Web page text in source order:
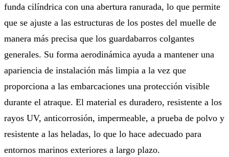
funda cilíndrica con una abertura ranurada, lo que permite
que se ajuste a las estructuras de los postes del muelle de
manera más precisa que los guardabarros colgantes
generales. Su forma aerodinámica ayuda a mantener una
apariencia de instalación más limpia a la vez que
proporciona a las embarcaciones una protección visible
durante el atraque. El material es duradero, resistente a los
rayos UV, anticorrosión, impermeable, a prueba de polvo y
resistente a las heladas, lo que lo hace adecuado para
entornos marinos exteriores a largo plazo.